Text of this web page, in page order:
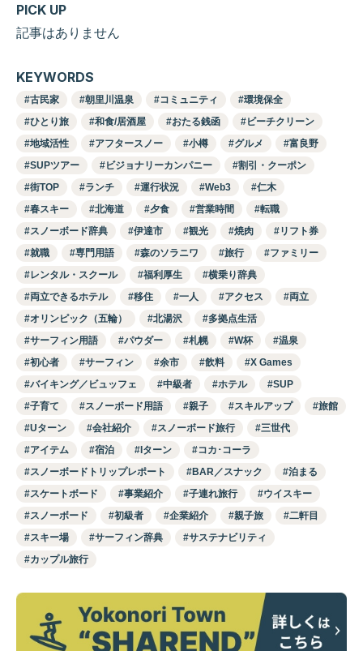
PICK UP
記事はありません
KEYWORDS
古民家 朝里川温泉 コミュニティ
環境保全
ひとり旅
和食/居酒屋 おたる銭函
ビーチクリーン
地域活性
アフタースノー 小樽 グルメ
富良野
SUPツアー
ビジョナリーカンパニー
割引・クーポン
街TOP
ランチ 運行状況 Web3
仁木
春スキー
北海道 夕食 営業時間
転職
スノーボード辞典
伊達市 観光 焼肉
リフト券
就職
専門用語 森のソラニワ 旅行
ファミリー
レンタル・スクール
福利厚生
横乗り辞典
両立できるホテル
移住 一人 アクセス
両立
オリンピック（五輪）
北湯沢
多拠点生活
サーフィン用語
パウダー 札幌 W杯
温泉
初心者
サーフィン 余市 飲料
X Games
バイキング／ビュッフェ
中級者 ホテル
SUP
子育て
スノーボード用語 親子 スキルアップ
旅館
Uターン
会社紹介 スノーボード旅行
三世代
アイテム
宿泊 Iターン
コカ･コーラ
スノーボードトリップレポート
BAR／スナック
泊まる
スケートボード
事業紹介 子連れ旅行
ウイスキー
スノーボード
初級者 企業紹介 親子旅
二軒目
スキー場
サーフィン辞典
サステナビリティ
カップル旅行